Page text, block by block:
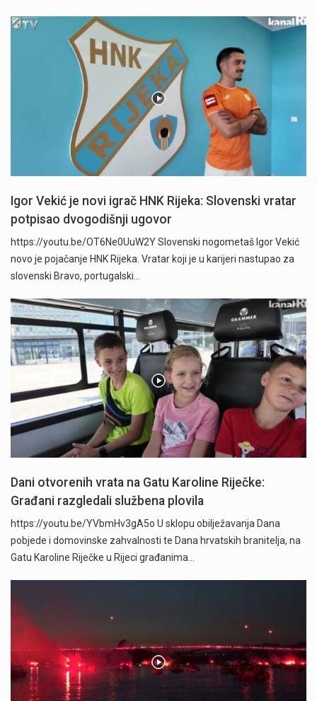
Igor Vekić je novi igrač HNK Rijeka: Slovenski vratar
potpisao dvogodišnji ugovor
https://youtu.be/OT6Ne0UuW2Y Slovenski nogometaš Igor Vekić
novo je pojačanje HNK Rijeka. Vratar koji je u karijeri nastupao za
slovenski Bravo, portugalski…
Dani otvorenih vrata na Gatu Karoline Riječke:
Građani razgledali službena plovila
https://youtu.be/YVbmHv3gA5o U sklopu obilježavanja Dana
pobjede i domovinske zahvalnosti te Dana hrvatskih branitelja, na
Gatu Karoline Riječke u Rijeci građanima…